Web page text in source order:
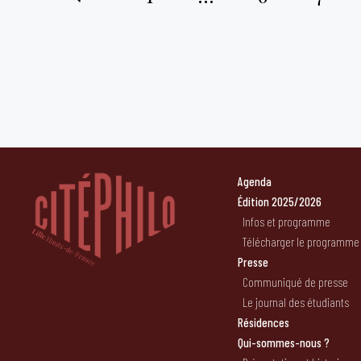
Agenda
Édition 2025/2026
Infos et programme
Télécharger le programme
Presse
Communiqué de presse
Le journal des étudiants
Résidences
Qui-sommes-nous ?